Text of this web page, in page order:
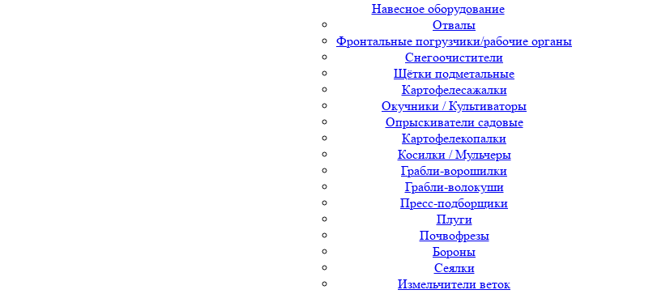
Навесное оборудование
Отвалы
Фронтальные погрузчики/рабочие органы
Снегоочистители
Щётки подметальные
Картофелесажалки
Окучники / Культиваторы
Опрыскиватели садовые
Картофелекопалки
Косилки / Мульчеры
Грабли-ворошилки
Грабли-волокуши
Пресс-подборщики
Плуги
Почвофрезы
Бороны
Сеялки
Измельчители веток